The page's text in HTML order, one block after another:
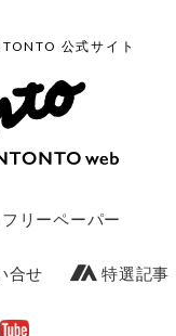
公式サイト
フリーペーパー
合せ 特選記事